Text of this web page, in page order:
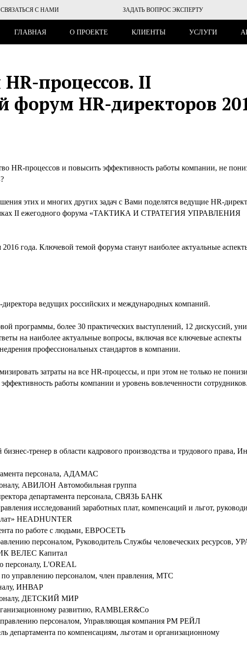
СВЯЗАТЬСЯ С НАМИ ЗАДАТЬ ВОПРОС ЭКСПЕРТУ
ГЛАВНАЯ О ПРОЕКТЕ КЛИЕНТЫ УСЛУГИ
процессов. II
форум HR-директоров
HR-процессов и повысить эффективность работы компании, не
этих и многих других задач с Вами поделятся ведущие HR-
II ежегодного форума «ТАКТИКА И СТРАТЕГИЯ УПРАВЛЕНИЯ
года. Ключевой темой форума станут наиболее актуальные
ведущих российских и международных компаний.
программы, более 30 практических выступлений, 12 дискуссий,
на наиболее актуальные вопросы, включая все ключевые аспекты
профессиональных стандартов в компании.
затраты на все HR-процессы, и при этом не только не
работы компании и уровень вовлеченности
тренер в области кадрового производства и трудового права,
персонала, АДАМАС
АВИЛОН Автомобильная группа
департамента персонала, СВЯЗЬ БАНК
исследований заработных плат, компенсаций и льгот,
HEADHUNTER
по работе с людьми, ЕВРОСЕТЬ
персоналом, Руководитель Службы человеческих ресурсов,
ВЕЛЕС Капитал
персоналу, L'OREAL
управлению персоналом, член правления, МТС
ИНВАР
ДЕТСКИЙ МИР
развитию, RAMBLER&Co
персоналом, Управляющая компания РМ РЕЙЛ
департамента по компенсациям, льготам и организационному